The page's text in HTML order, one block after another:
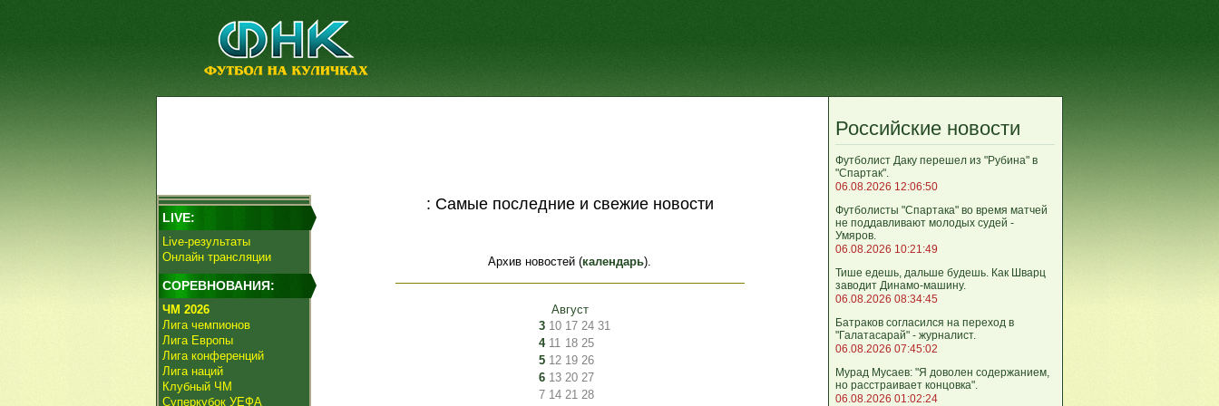
LIVE:
Live-результаты
Онлайн трансляции
СОРЕВНОВАНИЯ:
ЧМ 2026
Лига чемпионов
Лига Европы
Лига конференций
Лига наций
Клубный ЧМ
Суперкубок УЕФА
: Самые последние и свежие новости
Архив новостей (календарь).
Август
3 10 17 24 31
4 11 18 25
5 12 19 26
6 13 20 27
7 14 21 28
Российские новости
Футболист Даку перешел из "Рубина" в
"Спартак".
06.08.2026 12:06:50
Футболисты "Спартака" во время матчей
не поддавливают молодых судей -
Умяров.
06.08.2026 10:21:49
Тише едешь, дальше будешь. Как Шварц
заводит Динамо-машину.
06.08.2026 08:34:45
Батраков согласился на переход в
"Галатасарай" - журналист.
06.08.2026 07:45:02
Мурад Мусаев: "Я доволен содержанием,
но расстраивает концовка".
06.08.2026 01:02:24